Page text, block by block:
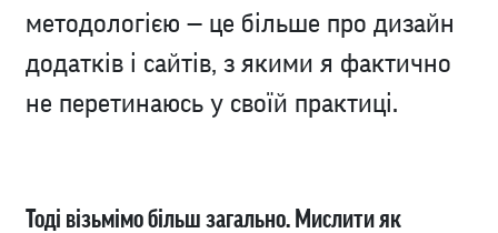
методологією — це більше про дизайн
додатків і сайтів, з якими я фактично
не перетинаюсь у своїй практиці.
Тоді візьмімо більш загально. Мислити як